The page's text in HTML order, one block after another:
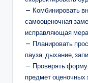
— Комбинировать
самооценочная
исправляющая
— Планировать
пауза, дыхание,
— Проверять
предмет оценочных